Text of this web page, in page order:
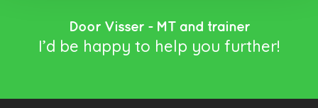
Door Visser - MT and trainer
I’d be happy to help you further!